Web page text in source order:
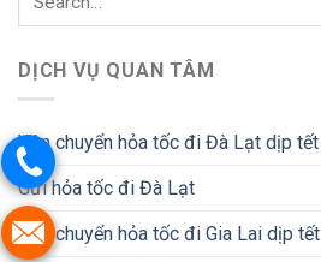
DỊCH VỤ QUAN TÂM
Vận chuyển hỏa tốc đi Đà Lạt dịp tết
Gửi hỏa tốc đi Đà Lạt
Vận chuyển hỏa tốc đi Gia Lai dịp tết